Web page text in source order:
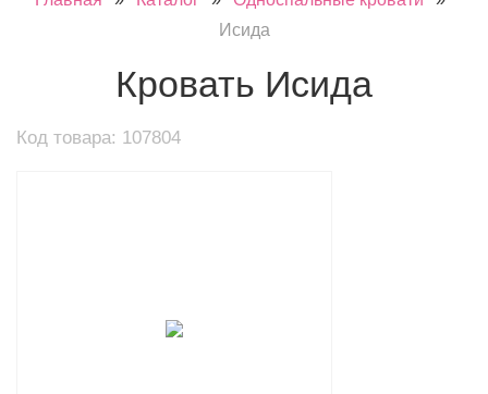
Исида
Кровать Исида
Код товара: 107804